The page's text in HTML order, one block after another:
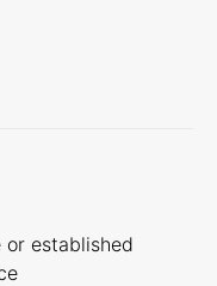
established